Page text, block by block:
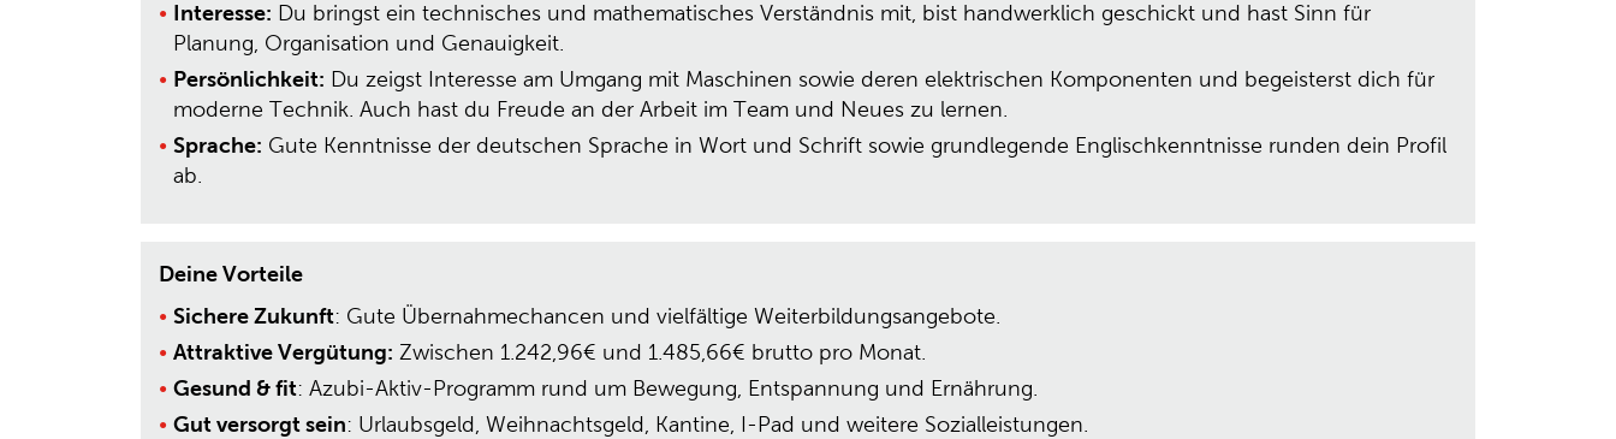
Interesse: Du bringst ein technisches und mathematisches Verständnis mit, bist handwerklich geschickt und hast Sinn für
Planung, Organisation und Genauigkeit.
Persönlichkeit: Du zeigst Interesse am Umgang mit Maschinen sowie deren elektrischen Komponenten und begeisterst dich für
moderne Technik. Auch hast du Freude an der Arbeit im Team und Neues zu lernen.
Sprache: Gute Kenntnisse der deutschen Sprache in Wort und Schrift sowie grundlegende Englischkenntnisse runden dein Profil
ab.
Deine Vorteile
Sichere Zukunft: Gute Übernahmechancen und vielfältige Weiterbildungsangebote.
Attraktive Vergütung: Zwischen 1.242,96€ und 1.485,66€ brutto pro Monat.
Gesund & fit: Azubi-Aktiv-Programm rund um Bewegung, Entspannung und Ernährung.
Gut versorgt sein: Urlaubsgeld, Weihnachtsgeld, Kantine, I-Pad und weitere Sozialleistungen.